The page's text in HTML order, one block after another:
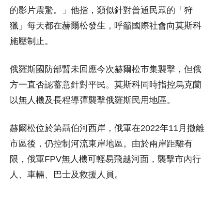
的影片震驚。」他指，類似針對普通民眾的「狩
獵」每天都在赫爾松發生，呼籲國際社會向莫斯科
施壓制止。
俄羅斯國防部暫未回應今次赫爾松市集襲擊，但俄
方一直否認蓄意針對平民。莫斯科同時指控烏克蘭
以無人機及長程導彈襲擊俄羅斯民用地區。
赫爾松位於第聶伯河西岸，俄軍在2022年11月撤離
市區後，仍控制河流東岸地區。由於兩岸距離有
限，俄軍FPV無人機可輕易飛越河面，襲擊市內行
人、車輛、巴士及救援人員。